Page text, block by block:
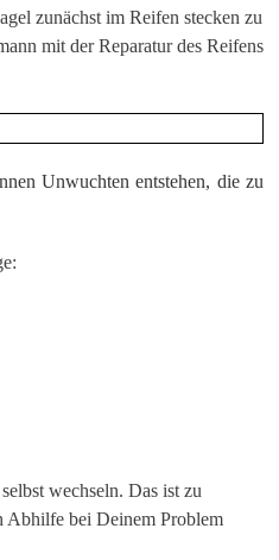
zunächst im Reifen stecken zu
mit der Reparatur des Reifens
Unwuchten entstehen, die zu
wechseln. Das ist zu
Abhilfe bei Deinem Problem